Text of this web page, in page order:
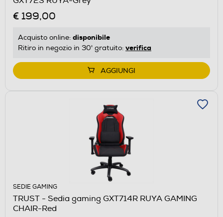
€ 199,00
Acquisto online: disponibile
Ritiro in negozio in 30' gratuito: verifica
AGGIUNGI
SEDIE GAMING
TRUST - Sedia gaming GXT714R RUYA GAMING
CHAIR-Red